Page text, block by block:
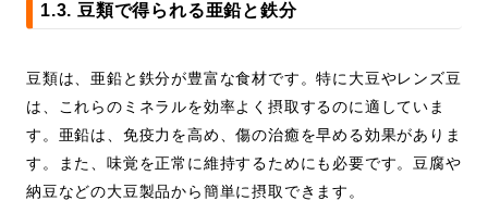
1.3. 豆類で得られる亜鉛と鉄分
豆類は、亜鉛と鉄分が豊富な食材です。特に大豆やレンズ豆
は、これらのミネラルを効率よく摂取するのに適していま
す。亜鉛は、免疫力を高め、傷の治癒を早める効果がありま
す。また、味覚を正常に維持するためにも必要です。豆腐や
納豆などの大豆製品から簡単に摂取できます。